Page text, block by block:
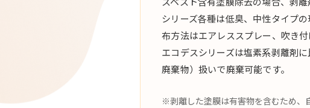
シリーズ各種は低臭、中性タイプ
布方法はエアレススプレー、吹き
エコデスシリーズは塩素系剥離剤
廃棄物）扱いで廃棄可能です。
※剥離した塗膜は有害物を含むため、